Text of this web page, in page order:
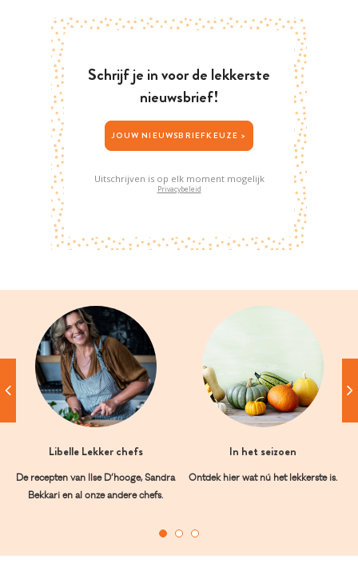
Schrijf je in voor de lekkerste
nieuwsbrief!
JOUW NIEUWSBRIEFKEUZE >
Uitschrijven is op elk moment mogelijk
Privacybeleid
Libelle Lekker chefs
De recepten van Ilse D’hooge, Sandra
Bekkari en al onze andere chefs.
In het seizoen
Ontdek hier wat nú het lekkerste is.